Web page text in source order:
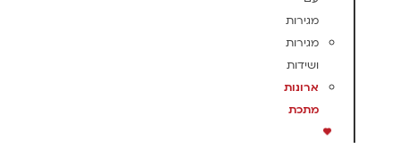
מגירות
מגירות
ושידות
ארונות
מתכת